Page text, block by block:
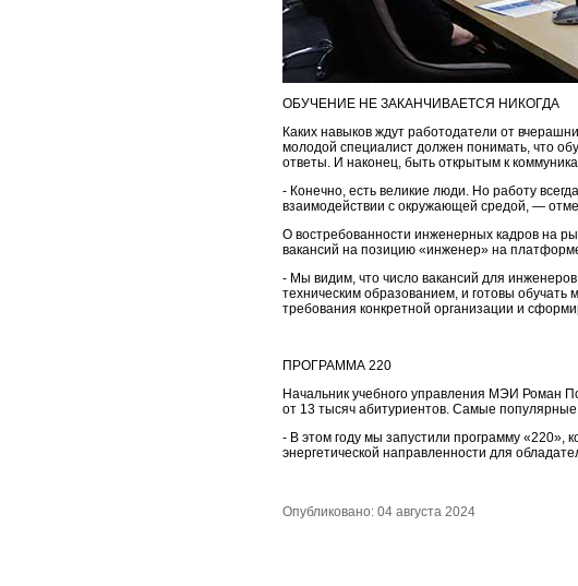
ОБУЧЕНИЕ НЕ ЗАКАНЧИВАЕТСЯ НИКОГДА
Каких навыков ждут работодатели от
молодой специалист должен понимать, что
ответы. И наконец, быть открытым к
- Конечно, есть великие люди. Но работу
взаимодействии с окружающей средой, —
О востребованности инженерных кадров на
вакансий на позицию «инженер» на
- Мы видим, что число вакансий для
техническим образованием, и готовы
требования конкретной организации и
ПРОГРАММА 220
Начальник учебного управления МЭИ Роман
от 13 тысяч абитуриентов. Самые
- В этом году мы запустили программу «220»,
энергетической направленности для
Опубликовано: 04 августа 2024